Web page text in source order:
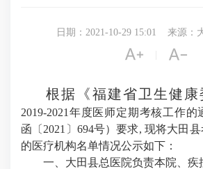
日期：2021-10-29 15:01 来源：
 
根据《福建省卫生健
2019-2021年度医师定期考核工作
函〔2021〕694号）要求, 现将大田 县
的医疗机构名单情况公示如下：
一、大田县总 医院负责本院、疾